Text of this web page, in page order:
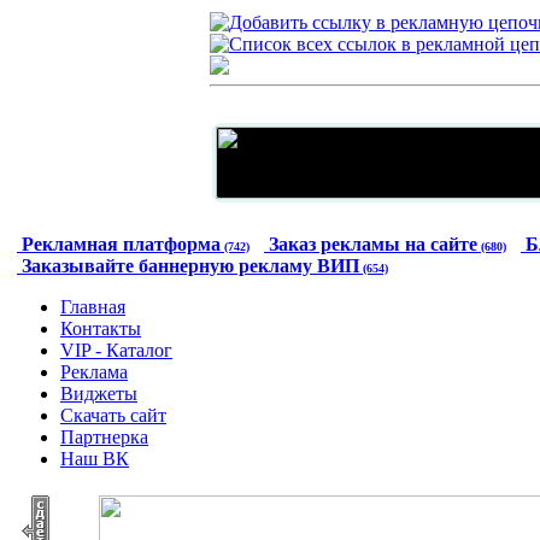
Рекламная платформа (742) Заказ рекламы на сайте (680)
Заказывайте баннерную рекламу ВИП (654)
Главная
Контакты
VIP - Каталог
Реклама
Виджеты
Скачать сайт
Партнерка
Наш ВК